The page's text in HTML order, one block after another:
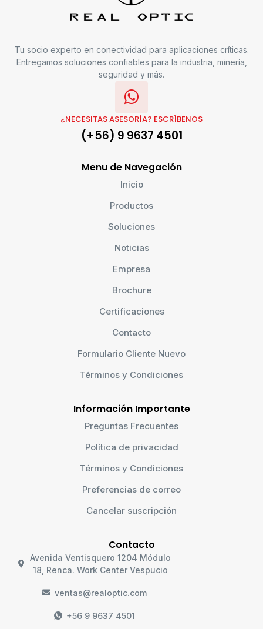
Tu socio experto en conectividad para aplicaciones críticas.
Entregamos soluciones confiables para la industria, minería,
seguridad y más.
¿NECESITAS ASESORÍA? ESCRÍBENOS
(+56) 9 9637 4501
Menu de Navegación
Inicio
Productos
Soluciones
Noticias
Empresa
Brochure
Certificaciones
Contacto
Formulario Cliente Nuevo
Términos y Condiciones
Información Importante
Preguntas Frecuentes
Política de privacidad
Términos y Condiciones
Preferencias de correo
Cancelar suscripción
Contacto
Avenida Ventisquero 1204 Módulo
18, Renca. Work Center Vespucio
ventas@realoptic.com
+56 9 9637 4501